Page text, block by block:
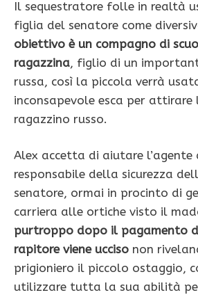
Il sequestratore folle in realtà
figlia del senatore come
obiettivo è un compagno di
ragazzina, figlio di un
russa, così la piccola verrà
inconsapevole esca per attirare
ragazzino russo.
Alex accetta di aiutare l’agente
responsabile della sicurezza
senatore, ormai in procinto di
carriera alle ortiche visto il
purtroppo dopo il pagamento
rapitore viene ucciso non
prigioniero il piccolo ostaggio,
utilizzare tutta la sua abilità